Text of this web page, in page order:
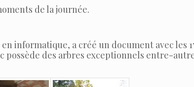
de la journée.
informatique, a créé un document avec les
possède des arbres exceptionnels entre-